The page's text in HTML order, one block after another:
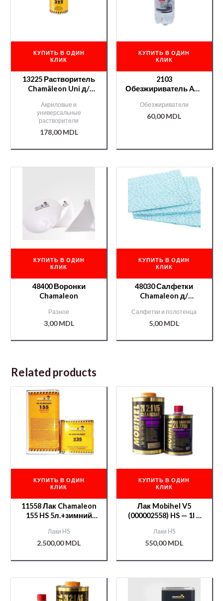
КУПИТЬ В ОДИН
КЛИК
13225 Растворитель
Chamäleon Uni д/
— 1л.
Акриловые и
универсальные
растворители
178,00MDL
КУПИТЬ В ОДИН
КЛИК
2103
Обезжириватель APP
Обезжириватели
60,00MDL
КУПИТЬ В ОДИН
КЛИК
48400 Воронки
Chamaleon
Разное
3,00MDL
КУПИТЬ В ОДИН
КЛИК
48030 Салфетки
Chamaleon д/
Салфетки и полотенца
5,00MDL
Related products
КУПИТЬ В ОДИН
КЛИК
11558 Лак Chamaleon
155 HS 5л.+зимний
Лаки HS
2.500,00MDL
КУПИТЬ В ОДИН
КЛИК
Лак Mobihel V5
(000002558) HS — 1l +
Лаки HS
550,00MDL